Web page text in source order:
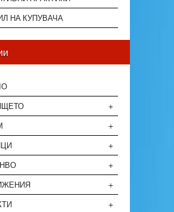
НА КУПУВАЧА
+
+
+
+
+
+